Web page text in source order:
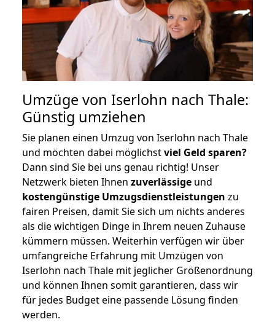
Umzüge von Iserlohn nach Thale:
Günstig umziehen
Sie planen einen Umzug von Iserlohn nach Thale
und möchten dabei möglichstviel Geld sparen?
Dann sind Sie bei uns genau richtig! Unser
Netzwerk bieten Ihnen zuverlässige und
kostengünstige Umzugsdienstleistungen zu
fairen Preisen, damit Sie sich um nichts anderes
als die wichtigen Dinge in Ihrem neuen Zuhause
kümmern müssen. Weiterhin verfügen wir über
umfangreiche Erfahrung mit Umzügen von
Iserlohn nach Thale mit jeglicher Größenordnung
und können Ihnen somit garantieren, dass wir
für jedes Budget eine passende Lösung finden
werden.